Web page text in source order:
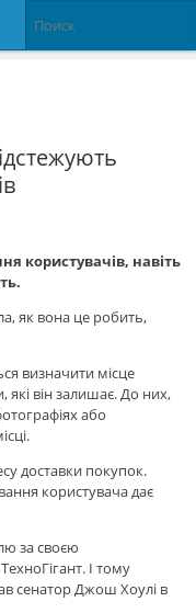
користувачів, навіть
як вона це робить,
визначити місце
які він залишає. До них,
або
доставки покупок.
користувача дає
за своєю
І тому
сенатор Джош Хоулі в